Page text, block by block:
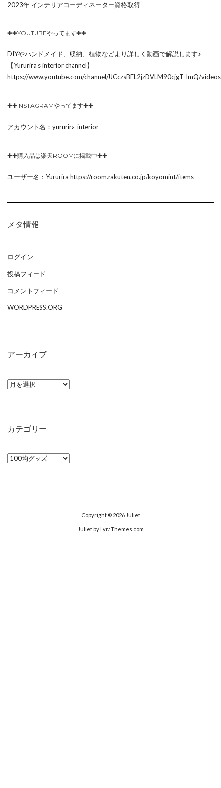
2023年 インテリアコーディネーター資格取得
✚✚YOUTUBEやってます✚✚
DIYやハンドメイド、収納、植物などより詳しく動画で解説します♪
【Yururira's interior channel】
https://www.youtube.com/channel/UCczsBFL2jzDVLM90cjgTHmQ/videos
✚✚INSTAGRAMやってます✚✚
アカウント名：yururira_interior
✚✚購入品は楽天ROOMに掲載中✚✚
ユーザー名：Yururira https://room.rakuten.co.jp/koyomint/items
メタ情報
ログイン
投稿フィード
コメントフィード
WORDPRESS.ORG
アーカイブ
ア
ブ
カテゴリー
カ
ゴ
Copyright © 2026 Juliet
Julietby LyraThemes.com